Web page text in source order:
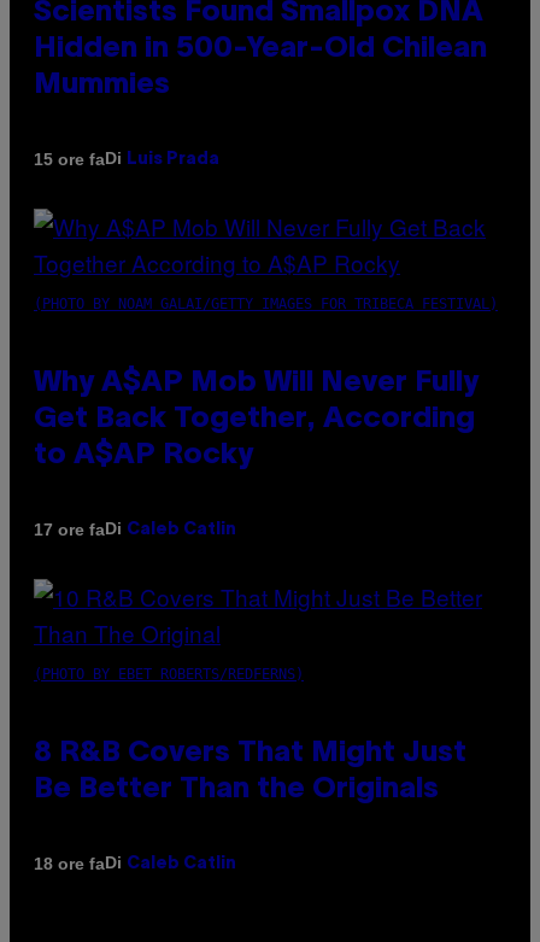
Scientists Found Smallpox DNA
Hidden in 500-Year-Old Chilean
Mummies
15 ore faDi Luis Prada
(PHOTO BY NOAM GALAI/GETTY IMAGES FOR TRIBECA FESTIVAL)
Why A$AP Mob Will Never Fully
Get Back Together, According
to A$AP Rocky
17 ore faDi Caleb Catlin
(PHOTO BY EBET ROBERTS/REDFERNS)
8 R&B Covers That Might Just
Be Better Than the Originals
18 ore faDi Caleb Catlin